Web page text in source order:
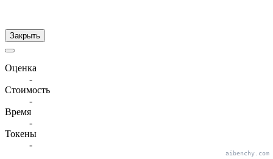
Закрыть
Оценка
-
Стоимость
-
Время
-
Токены
-